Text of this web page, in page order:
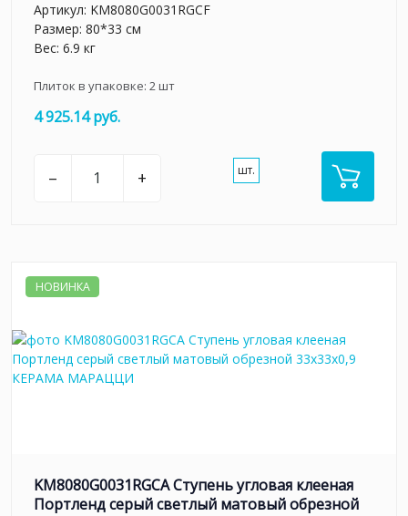
Артикул: KM8080G0031RGCF
Размер: 80*33 см
Вес: 6.9 кг
Плиток в упаковке: 2шт
4 925.14 руб.
– + шт.
НОВИНКА
KM8080G0031RGCA Ступень угловая клееная
Портленд серый светлый матовый обрезной